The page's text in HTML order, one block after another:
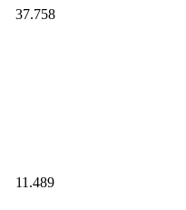
37.758
11.489